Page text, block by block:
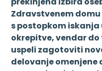
Zdravstvenem
s postopkom
okrepitve, vendar
uspeli zagotoviti
delovanje omenjene